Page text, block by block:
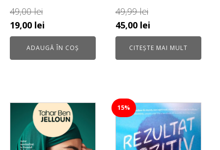
49,00lei
Prețul
inițial
19,00 lei
curent
este:
ADAUGĂ ÎN COȘ
49,99lei
Prețul
inițial
45,00 lei
curent
este:
CITEȘTE MAI MULT
15%